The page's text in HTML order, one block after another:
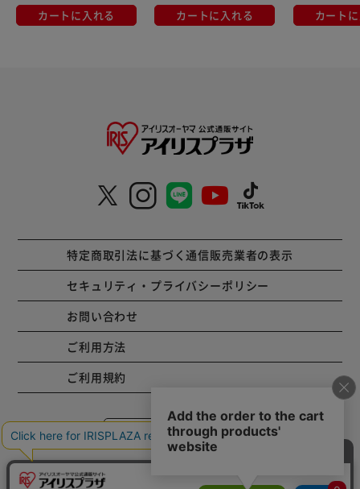
カートに入れる カートに入れる カート
特定商取引法に基づく通信販売業者の表示
セキュリティ・プライバシーポリシー
お問い合わせ
ご利用方法
ご利用規約
コーポレートサイト